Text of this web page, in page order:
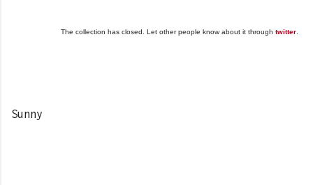
The collection has closed. Let other people know about it through twitter
Sunny